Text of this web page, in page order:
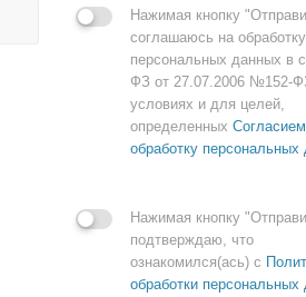
Нажимая кнопку
соглашаюсь на
персональных данных в
ФЗ от 27.07.2006 №152-
условиях и для целей,
определенных
обработку персональных
Нажимая кнопку
подтверждаю, что
ознакомился(ась) с
обработки персональных